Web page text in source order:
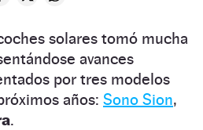
solares tomó mucha
avances
por tres modelos
años: Sono Sion,
.